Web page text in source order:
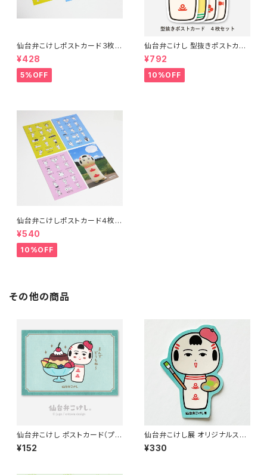
仙台弁こけしポストカード３枚セ
ット（ピンク・ブルー・イエロー）
¥428
5%OFF
仙台弁こけし 型抜きポストカー
ド（４枚セット）
¥792
10%OFF
仙台弁こけしポストカード４枚セ
ット（ピンク・ブルー・イエロー・
着ぐるみ）
¥540
10%OFF
その他の商品
仙台弁こけし ポストカード（プリ
ンアラモード）
¥152
仙台弁こけし展 オリジナルステ
ッカー
¥330